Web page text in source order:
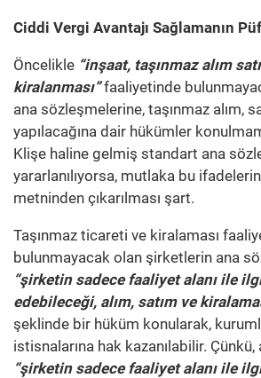
Ciddi Vergi Avantajı Sağlamanın
Öncelikle “inşaat, taşınmaz alım
kiralanması”faaliyetinde
ana sözleşmelerine, taşınmaz alım,
yapılacağına dair hükümler
Klişe haline gelmiş standart ana
yararlanılıyorsa, mutlaka bu
metninden çıkarılması şart.
Taşınmaz ticareti ve kiralaması
bulunmayacak olan şirketlerin ana
“şirketin sadece faaliyet alanı ile
edebileceği, alım, satım ve
şeklinde bir hüküm konularak,
istisnalarına hak kazanılabilir.
“şirketin sadece faaliyet alanı ile